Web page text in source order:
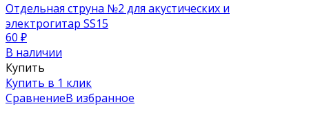
Отдельная струна №2 для акустических и
электрогитар SS15
60 ₽
В наличии
Купить
Купить в 1 клик
СравнениеВ избранное